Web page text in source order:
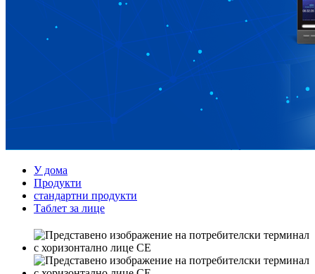
У дома
Продукти
стандартни продукти
Таблет за лице